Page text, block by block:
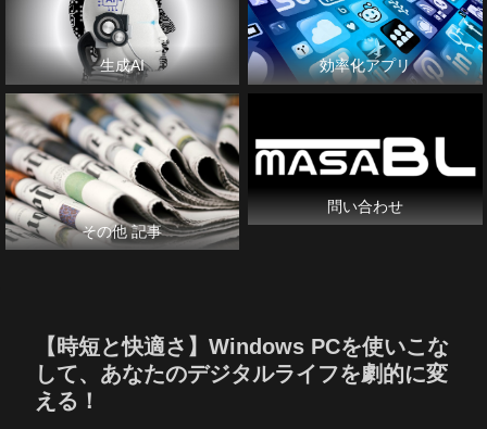
生成AI 効率化アプリ
その他 記事
問い合わせ
【時短と快適さ】Windows PCを使いこな
して、あなたのデジタルライフを劇的に変
える！